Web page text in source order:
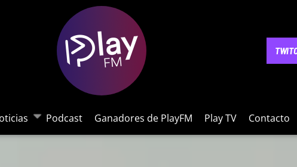
Podcast Ganadores de PlayFM Play TV Contacto
NOTICIAS